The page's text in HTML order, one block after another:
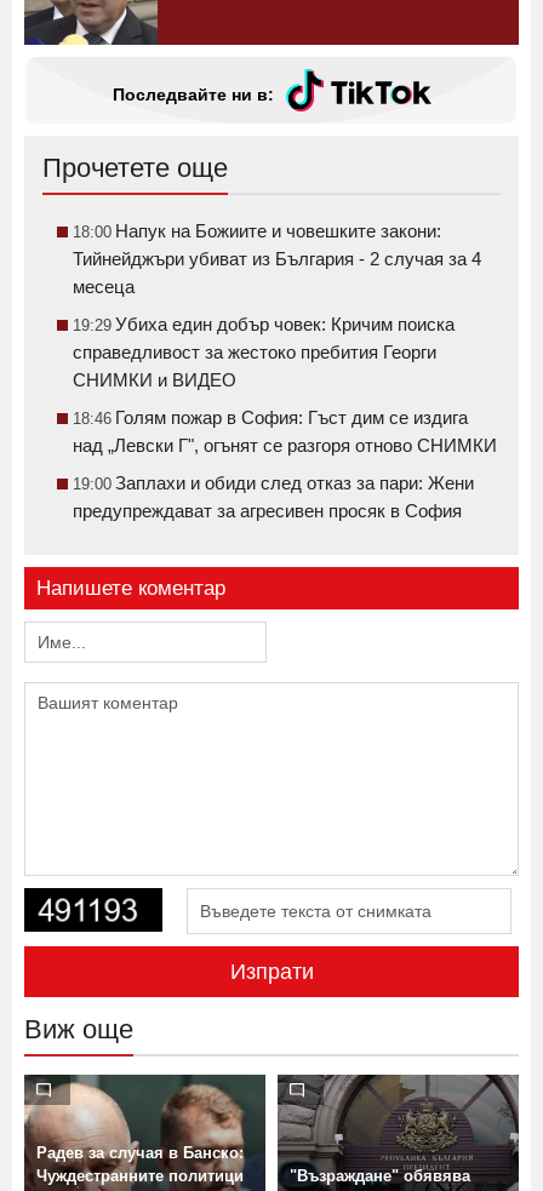
Последвайте ни в:
Прочетете още
18:00 Напук на Божиите и човешките закони:
Тийнейджъри убиват из България - 2 случая за 4
месеца
19:29 Убиха един добър човек: Кричим поиска
справедливост за жестоко пребития Георги
СНИМКИ и ВИДЕО
18:46 Голям пожар в София: Гъст дим се издига
над „Левски Г", огънят се разгоря отново СНИМКИ
19:00 Заплахи и обиди след отказ за пари: Жени
предупреждават за агресивен просяк в София
Напишете коментар
Виж още